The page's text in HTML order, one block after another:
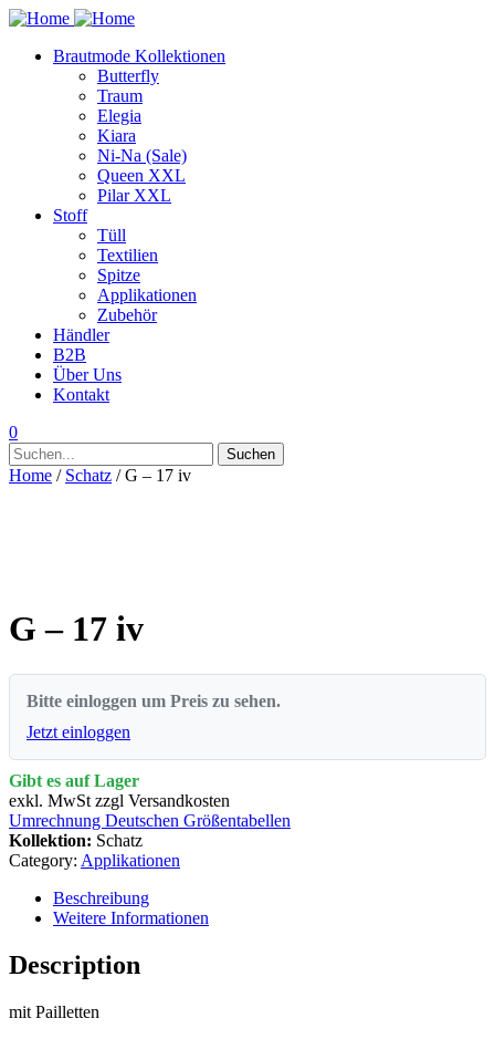
Brautmode Kollektionen
Butterfly
Traum
Elegia
Kiara
Ni-Na (Sale)
Queen XXL
Pilar XXL
Stoff
Tüll
Textilien
Spitze
Applikationen
Zubehör
Händler
B2B
Über Uns
Kontakt
0
Suchen
nach:
Suchen
Home / Schatz / G – 17 iv
G – 17 iv
Bitte einloggen um Preis zu sehen.
Jetzt einloggen
Gibt es auf Lager
exkl. MwSt zzgl Versandkosten
Umrechnung Deutschen Größentabellen
Kollektion: Schatz
Category: Applikationen
Beschreibung
Weitere Informationen
Description
mit Pailletten